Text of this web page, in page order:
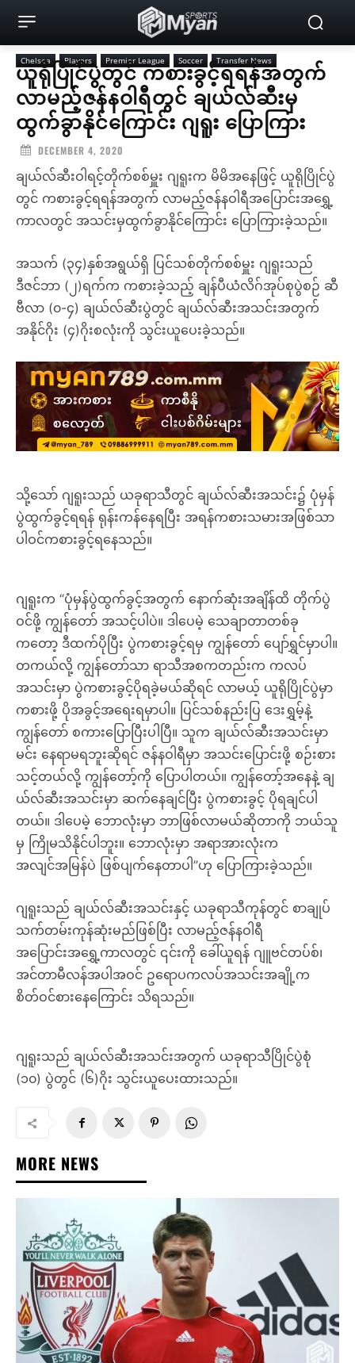
Chelsea Players Premier League Soccer Transfer News
ယူရိုပြိုင်ပွဲတွင် ကစားခွင့်ရရန်အတွက်
လာမည့်ဇန်နဝါရီတွင် ချယ်လ်ဆီးမှ
ထွက်ခွာနိုင်ကြောင်း ဂျရူး ပြောကြား
DECEMBER 4, 2020
ချယ်လ်ဆီးဝါရင့်တိုက်စစ်မှူး ဂျရူးက မိမိအနေဖြင့် ယူရိုပြိုင်ပွဲ
တွင် ကစားခွင့်ရရန်အတွက် လာမည့်ဇန်နဝါရီအပြောင်းအရွှေ့
ကာလတွင် အသင်းမှထွက်ခွာနိုင်ကြောင်း ပြောကြားခဲ့သည်။
အသက် (၃၄)နှစ်အရွယ်ရှိ ပြင်သစ်တိုက်စစ်မှူး ဂျရူးသည်
ဒီဇင်ဘာ (၂)ရက်က ကစားခဲ့သည့် ချန်ပီယံလိဂ်အုပ်စုပွဲစဉ် ဆီ
ဗီလာ (၀-၄) ချယ်လ်ဆီးပွဲတွင် ချယ်လ်ဆီးအသင်းအတွက်
အနိုင်ဂိုး (၄)ဂိုးစလုံးကို သွင်းယူပေးခဲ့သည်။
သို့သော် ဂျရူးသည် ယခုရာသီတွင် ချယ်လ်ဆီးအသင်း၌ ပုံမှန်
ပွဲထွက်ခွင့်ရရန် ရုန်းကန်နေရပြီး အရန်ကစားသမားအဖြစ်သာ
ပါဝင်ကစားခွင့်ရနေသည်။
ဂျရူးက “ပုံမှန်ပွဲထွက်ခွင့်အတွက် နောက်ဆုံးအချိန်ထိ တိုက်ပွဲ
ဝင်ဖို့ ကျွန်တော် အသင့်ပါပဲ။ ဒါပေမဲ့ သေချာတာတစ်ခု
ကတော့ ဒီထက်ပိုပြီး ပွဲကစားခွင့်ရမှ ကျွန်တော် ပျော်ရွှင်မှာပါ။
တကယ်လို့ ကျွန်တော်သာ ရာသီအစကတည်းက ကလပ်
အသင်းမှာ ပွဲကစားခွင့်ပိုရခဲ့မယ်ဆိုရင် လာမယ့် ယူရိုပြိုင်ပွဲမှာ
ကစားဖို့ ပိုအခွင့်အရေးရမှာပါ။ ပြင်သစ်နည်းပြ ဒေးရွှမ့်နဲ့
ကျွန်တော် စကားပြောပြီးပါပြီ။ သူက ချယ်လ်ဆီးအသင်းမှာ
မင်း နေရာမရဘူးဆိုရင် ဇန်နဝါရီမှာ အသင်းပြောင်းဖို့ စဉ်းစား
သင့်တယ်လို့ ကျွန်တော့်ကို ပြောပါတယ်။ ကျွန်တော့်အနေနဲ့ ချ
ယ်လ်ဆီးအသင်းမှာ ဆက်နေချင်ပြီး ပွဲကစားခွင့် ပိုရချင်ပါ
တယ်။ ဒါပေမဲ့ ဘောလုံးမှာ ဘာဖြစ်လာမယ်ဆိုတာကို ဘယ်သူ
မှ ကြိုမသိနိုင်ပါဘူး။ ဘောလုံးမှာ အရာအားလုံးက
အလျင်အမြန်ပဲ ဖြစ်ပျက်နေတာပါ”ဟု ပြောကြားခဲ့သည်။
ဂျရူးသည် ချယ်လ်ဆီးအသင်းနှင့် ယခုရာသီကုန်တွင် စာချုပ်
သက်တမ်းကုန်ဆုံးမည်ဖြစ်ပြီး လာမည့်ဇန်နဝါရီ
အပြောင်းအရွှေ့ကာလတွင် ၎င်းကို ခေါ်ယူရန် ဂျူဗင်တပ်စ်၊
အင်တာမီလန်အပါအဝင် ဥရောပကလပ်အသင်းအချို့က
စိတ်ဝင်စားနေကြောင်း သိရသည်။
ဂျရူးသည် ချယ်လ်ဆီးအသင်းအတွက် ယခုရာသီပြိုင်ပွဲစုံ
(၁၀) ပွဲတွင် (၆)ဂိုး သွင်းယူပေးထားသည်။
MORE NEWS